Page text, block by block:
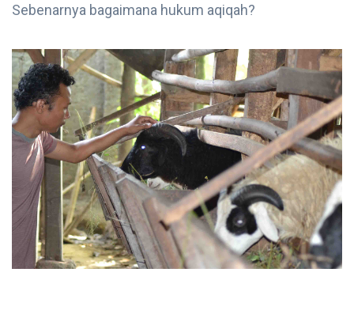
Sebenarnya bagaimana hukum aqiqah?